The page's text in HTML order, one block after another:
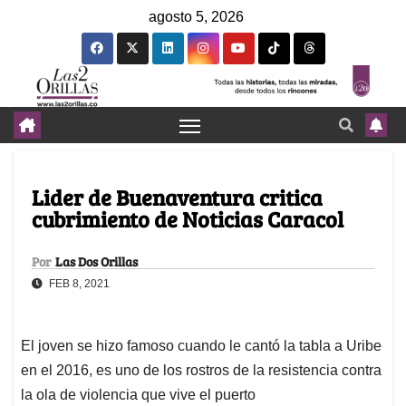
agosto 5, 2026
Lider de Buenaventura critica
cubrimiento de Noticias Caracol
Por Las Dos Orillas
FEB 8, 2021
El joven se hizo famoso cuando le cantó la tabla a Uribe
en el 2016, es uno de los rostros de la resistencia contra
la ola de violencia que vive el puerto